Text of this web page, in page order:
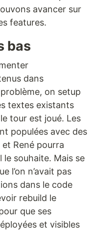
avancer sur
features.
bas
dans
on setup
textes existants
tour est joué. Les
populées avec des
et René pourra
souhaite. Mais se
l’on n’avait pas
dans le code
rebuild le
que ses
et visibles